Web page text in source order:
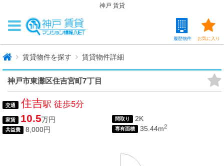
神戸 賃貸
お気に入り
履歴物件
賃貸物件を探す 賃貸物件詳細
神戸市東灘区住吉宮町7丁目
交通 住吉駅 徒歩5分
家賃 10.5万円
共益費 8,000円
間取り 2K
専有面積 35.44m2